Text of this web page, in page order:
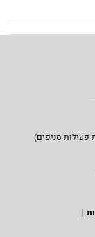
פעילות סניפים)